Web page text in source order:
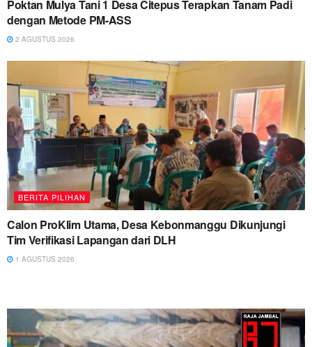
Poktan Mulya Tani 1 Desa Citepus Terapkan Tanam Padi
dengan Metode PM-ASS
2 AGUSTUS 2026
BERITA PILIHAN
Calon ProKlim Utama, Desa Kebonmanggu Dikunjungi
Tim Verifikasi Lapangan dari DLH
1 AGUSTUS 2026